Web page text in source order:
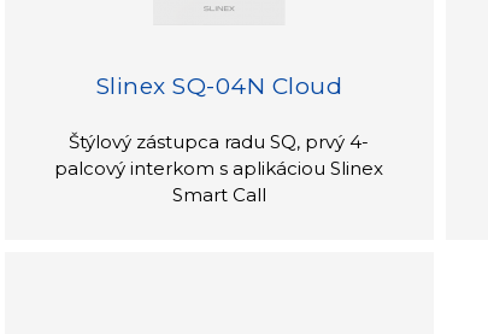
Slinex SQ-04N Cloud
Štýlový zástupca radu SQ, prvý 4-
palcový interkom s aplikáciou Slinex
Smart Call